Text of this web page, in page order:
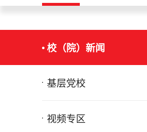
校（院）新闻
基层党校
视频专区